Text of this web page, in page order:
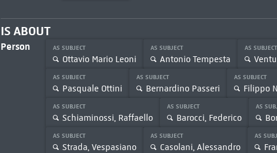
IS ABOUT
Person AS SUBJECT
Ottavio Mario Leoni
AS SUBJECT
Antonio Tempesta
AS SUBJECT
AS SUBJECT
Pasquale Ottini
AS SUBJECT
Bernardino Passeri
AS SUBJECT
Filippo
AS SUBJECT
Schiaminossi, Raffaello
AS SUBJECT
Barocci, Federico
AS
AS SUBJECT
Strada, Vespasiano
AS SUBJECT
Casolani, Alessandro
AS